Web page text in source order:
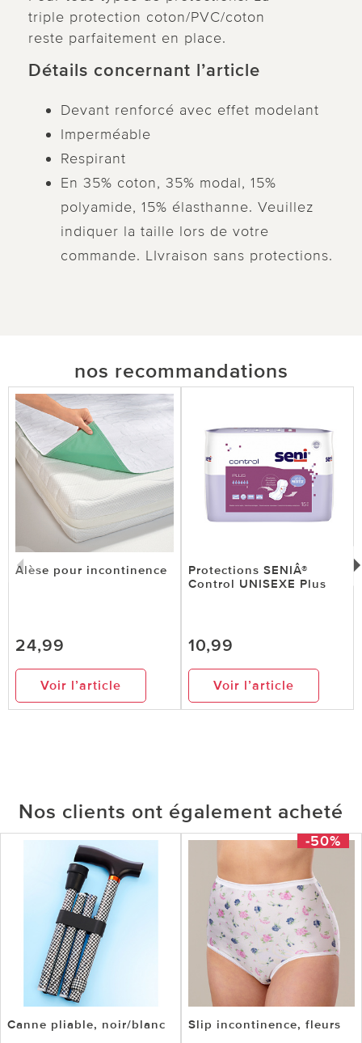
triple protection coton/PVC/coton
reste parfaitement en place.
Détails concernant l’article
Devant renforcé avec effet modelant
Imperméable
Respirant
En 35% coton, 35% modal, 15%
polyamide, 15% élasthanne. Veuillez
indiquer la taille lors de votre
commande. LIvraison sans protections.
nos recommandations
Alèse pour incontinence
24,99
Voir l’article
Protections SENIÂ®
Control UNISEXE Plus
10,99
Voir l’article
Nos clients ont également acheté
Canne pliable, noir/blanc
-50%
Slip incontinence, fleurs